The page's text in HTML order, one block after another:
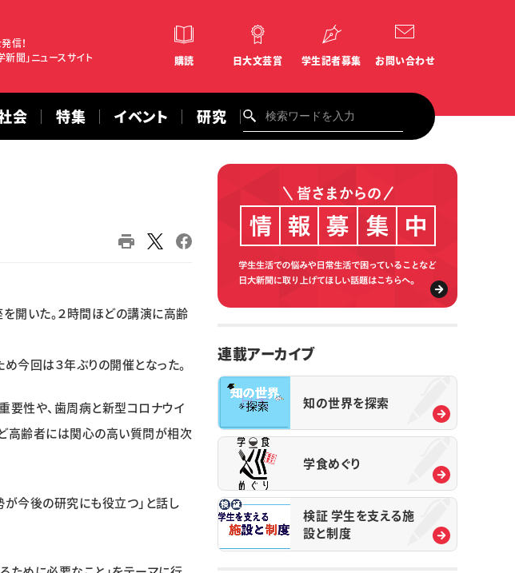
信！
聞」ニュースサイト
購読 日大文芸賞 学生記者募集 お問い合わせ
会 特集 イベント 研究
開いた。２時間ほどの講演に高齢
今回は３年ぶりの開催となった。
要性や、歯周病と新型コロナウイ
高齢者には関心の高い質問が相次
今後の研究にも役立つ」と話し
連載アーカイブ
知の世界を探索
学食めぐり
検証 学生を支える施
設と制度